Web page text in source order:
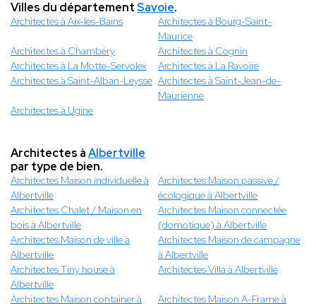
Villes du départementSavoie.
Architectes à Aix-les-Bains
Architectes à Bourg-Saint-
Maurice
Architectes à Chambéry
Architectes à Cognin
Architectes à La Motte-Servolex
Architectes à La Ravoire
Architectes à Saint-Alban-Leysse Architectes à Saint-Jean-de-
Maurienne
Architectes à Ugine
Architectes àAlbertville
par type de bien.
Architectes Maison individuelle à
Albertville
Architectes Maison passive /
écologique à Albertville
Architectes Chalet / Maison en
bois à Albertville
Architectes Maison connectée
(domotique) à Albertville
Architectes Maison de ville à
Albertville
Architectes Maison de campagne
à Albertville
Architectes Tiny house à
Albertville
Architectes Villa à Albertville
Architectes Maison container à Architectes Maison A-Frame à